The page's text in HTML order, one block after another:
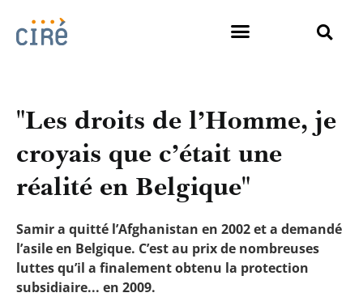
"Les droits de l’Homme, je
croyais que c’était une
réalité en Belgique"
Samir a quitté l’Afghanistan en 2002 et a demandé
l’asile en Belgique. C’est au prix de nombreuses
luttes qu’il a finalement obtenu la protection
subsidiaire... en 2009.